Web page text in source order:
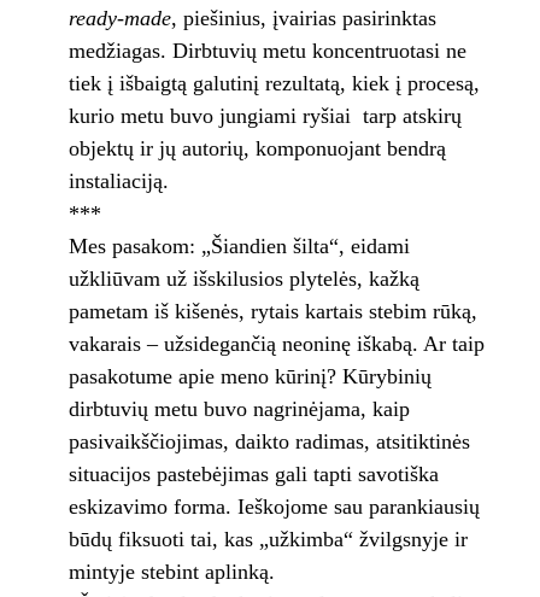
ready-made, piešinius, įvairias pasirinktas
medžiagas. Dirbtuvių metu koncentruotasi ne
tiek į išbaigtą galutinį rezultatą, kiek į procesą,
kurio metu buvo jungiami ryšiai tarp atskirų
objektų ir jų autorių, komponuojant bendrą
instaliaciją.
***
Mes pasakom: „Šiandien šilta“, eidami
užkliūvam už išskilusios plytelės, kažką
pametam iš kišenės, rytais kartais stebim rūką,
vakarais – užsidegančią neoninę iškabą. Ar taip
pasakotume apie meno kūrinį? Kūrybinių
dirbtuvių metu buvo nagrinėjama, kaip
pasivaikščiojimas, daikto radimas, atsitiktinės
situacijos pastebėjimas gali tapti savotiška
eskizavimo forma. Ieškojome sau parankiausių
būdų fiksuoti tai, kas „užkimba“ žvilgsnyje ir
mintyje stebint aplinką.